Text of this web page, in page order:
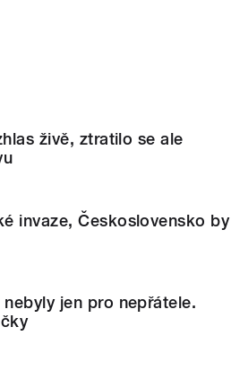
živě, ztratilo se ale
invaze, Československo by
jen pro nepřátele.